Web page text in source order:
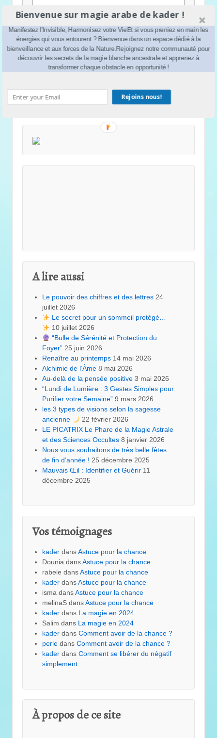
Site web
A lire aussi
Le pouvoir des chiffres et des lettres 24
juillet 2026
Le secret pour un sommeil protégé…
10 juillet 2026
“Bulle de Sérénité et Protection du
Foyer” 25 juin 2026
Renaître au printemps 14 mai 2026
Alchimie de l’Âme 8 mai 2026
Au-delà de la pensée positive 3 mai 2026
“Lundi de Lumière : 3 Gestes Simples pour
Purifier votre Semaine” 9 mars 2026
les 3 types de visions selon la sagesse
ancienne
22 février 2026
LE PICATRIX Le Phare de la Magie Astrale
et des Sciences Occultes 8 janvier 2026
Nous vous souhaitons de très belle fêtes
de fin d’année ! 25 décembre 2025
Mauvais Œil : Identifier et Guérir 11
décembre 2025
Vos témoignages
kader dansAstuce pour la chance
Dounia dansAstuce pour la chance
rabele dansAstuce pour la chance
kader dansAstuce pour la chance
isma dansAstuce pour la chance
melinaS dansAstuce pour la chance
kader dans La magie en 2024
Salim dans La magie en 2024
kader dans Comment avoir de la chance ?
perle dans Comment avoir de la chance ?
kader dans Comment se libérer du négatif
simplement
À propos de ce site
Bienvenue sur magie arabe de kader !
Manifestez l'Invisible, Harmonisez votre VieEt si vous preniez en main les
énergies qui vous entourent ? Bienvenue dans un espace dédié à la
bienveillance et aux forces de la Nature.Rejoignez notre communauté pour
découvrir les secrets de la magie blanche ancestrale et apprenez à
transformer chaque obstacle en opportunité !
Rejoins nous!